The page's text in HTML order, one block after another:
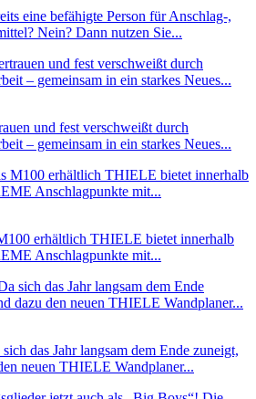
eine befähigte Person für Anschlag-,
Nein? Dann nutzen Sie...
und fest verschweißt durch
– gemeinsam in ein starkes Neues...
erhältlich THIELE bietet innerhalb
Anschlagpunkte mit...
das Jahr langsam dem Ende zuneigt,
neuen THIELE Wandplaner...